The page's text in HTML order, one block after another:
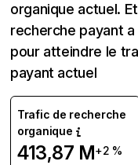
organique actuel.
recherche payant
pour atteindre le
payant actuel
Trafic de recherche
organique
413,87 M+2 %